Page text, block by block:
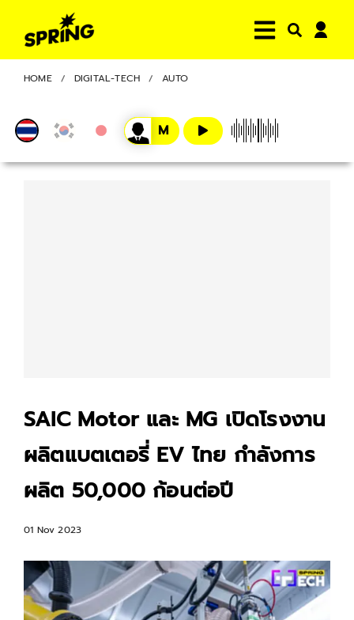
HOME DIGITAL-TECH AUTO
SAIC Motor และ MG เปิดโรงงาน
ผลิตแบตเตอรี่ EV ไทย กำลังการ
ผลิต 50,000 ก้อนต่อปี
01 Nov 2023